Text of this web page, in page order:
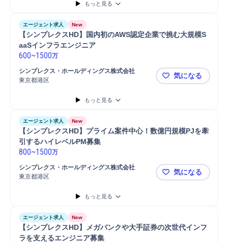
もっと見る
エージェント求人 New
【シンプレクスHD】国内初のAWS認定企業で挑む大規模S
aaSインフラエンジニア
600~1500万
シンプレクス・ホールディングス株式会社
東京都港区
【シンプレ
気になる
もっと見る
エージェント求人 New
【シンプレクスHD】プライム案件中心！数億円規模PJを牽
引するハイレベルPM募集
800~1500万
シンプレクス・ホールディングス株式会社
東京都港区
【シンプレ
気になる
もっと見る
エージェント求人 New
【シンプレクスHD】メガバンクや大手証券の次世代インフ
ラを支えるエンジニア募集